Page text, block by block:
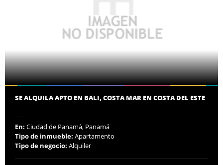
SE ALQUILA APTO EN BALI, COSTA MAR EN COSTA DEL ESTE
En: Ciudad de Panamá, Panamá
Tipo de inmueble: Apartamento
Tipo de negocio: Alquiler